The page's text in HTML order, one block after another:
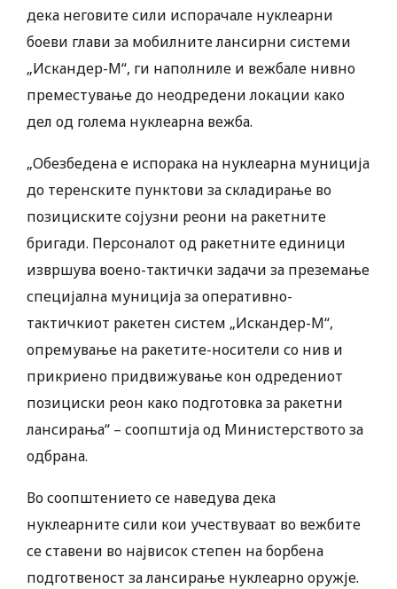
дека неговите сили испорачале нуклеарни
боеви глави за мобилните лансирни системи
„Искандер-М“, ги наполниле и вежбале нивно
преместување до неодредени локации како
дел од голема нуклеарна вежба.
„Обезбедена е испорака на нуклеарна муниција
до теренските пунктови за складирање во
позициските сојузни реони на ракетните
бригади. Персоналот од ракетните единици
извршува воено-тактички задачи за преземање
специјална муниција за оперативно-
тактичкиот ракетен систем „Искандер-М“,
опремување на ракетите-носители со нив и
прикриено придвижување кон одредениот
позициски реон како подготовка за ракетни
лансирања“ – соопштија од Министерството за
одбрана.
Во соопштението се наведува дека
нуклеарните сили кои учествуваат во вежбите
се ставени во највисок степен на борбена
подготвеност за лансирање нуклеарно оружје.